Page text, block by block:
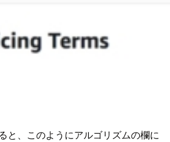
と、このようにアルゴリズムの欄に